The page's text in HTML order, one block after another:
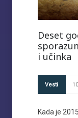
Deset
i učinka
Vesti
Kada je